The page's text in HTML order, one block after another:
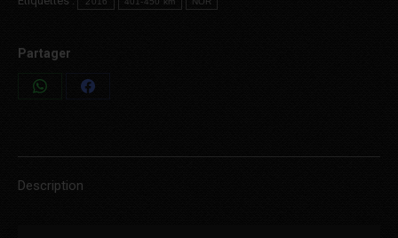
Partager
Share
Share
Description